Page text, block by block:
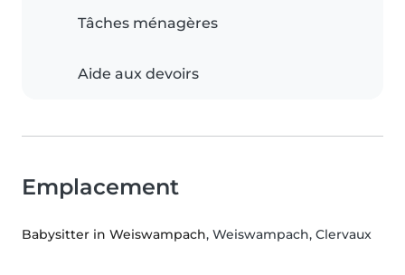
Tâches ménagères
Aide aux devoirs
Emplacement
Babysitter in Weiswampach, Weiswampach, Clervaux